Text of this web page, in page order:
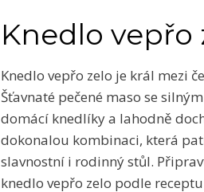
Knedlo vepřo
Knedlo vepřo zelo je král mezi
Šťavnaté pečené maso se
domácí knedlíky a lahodně
dokonalou kombinaci, která
slavnostní i rodinný stůl.
knedlo vepřo zelo podle